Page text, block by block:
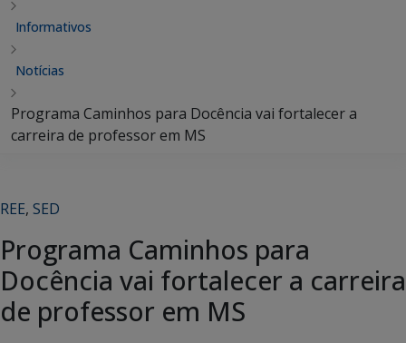
Informativos
Notícias
Programa Caminhos para Docência vai fortalecer a
carreira de professor em MS
REE, SED
Programa Caminhos para
Docência vai fortalecer a carreira
de professor em MS